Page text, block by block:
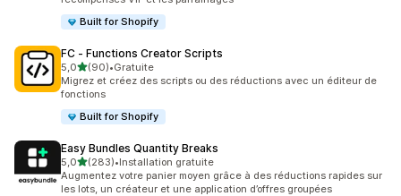
Built for Shopify
FC ‑ Functions Creator Scripts
5,0étoile(s) sur 5
(90)
90 avis au total
•Gratuite
Migrez et créez des scripts ou des réductions avec un éditeur de
fonctions
Built for Shopify
Easy Bundles Quantity Breaks
5,0étoile(s) sur 5
(283)
283 avis au total
•Installation gratuite
Augmentez votre panier moyen grâce à des réductions rapides sur
les lots, un créateur et une application d’offres groupées